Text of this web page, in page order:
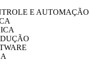
E AUTOMAÇÃO